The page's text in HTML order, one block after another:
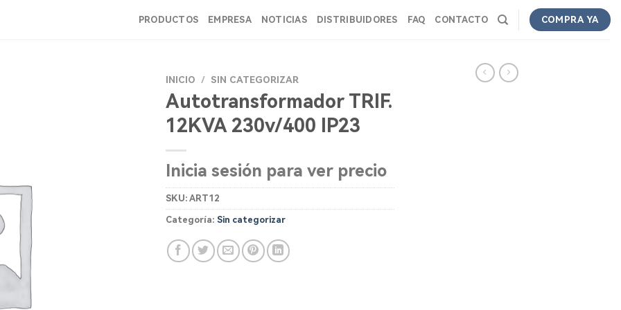
PRODUCTOS EMPRESA NOTICIAS DISTRIBUIDORES FAQ CONTACTO COMPRA YA
INICIO / SIN CATEGORIZAR
Autotransformador TRIF.
12KVA 230v/400 IP23
Inicia sesión para ver precio
SKU: ART12
Categoría: Sin categorizar